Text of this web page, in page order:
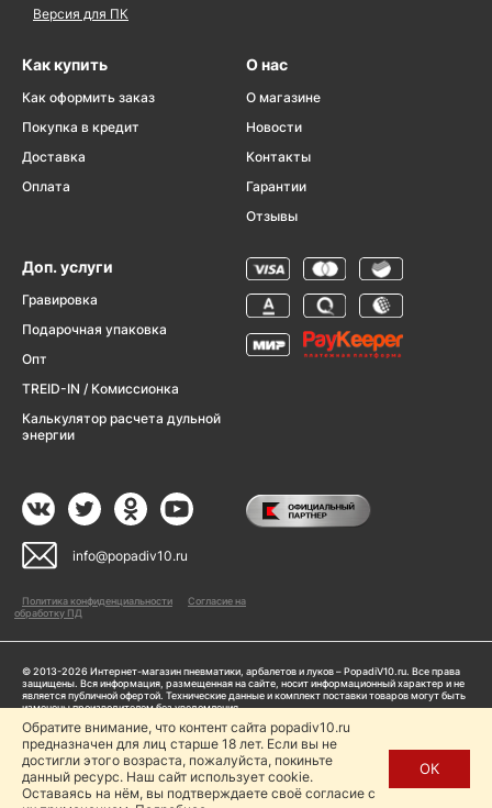
Версия для ПК
Как купить
Как оформить заказ
Покупка в кредит
Доставка
Оплата
О нас
О магазине
Новости
Контакты
Гарантии
Отзывы
Доп. услуги
Гравировка
Подарочная упаковка
Опт
TREID-IN / Комиссионка
Калькулятор расчета дульной
энергии
info@popadiv10.ru
Политика конфиденциальности
Согласие на
обработку ПД
© 2013-2026 Интернет-магазин пневматики, арбалетов и луков – PopadiV10.ru. Все права
защищены. Вся информация, размещенная на сайте, носит информационный характер и не
является публичной офертой. Технические данные и комплект поставки товаров могут быть
изменены производителем без уведомления
Пользуясь сайтом Popadiv10.ru, пользователь автоматически соглашается с условиями,
прописанными в
Политике конфиденциальности
Копирование любой информации (тексты, фото, видео и др.) с сайта Popadiv10 запрещено,
за исключением наличия письменного согласия администрации сайта Popadiv10.
Обратите внимание, что контент сайта popadiv10.ru
предназначен для лиц старше 18 лет. Если вы не
достигли этого возраста, пожалуйста, покиньте
данный ресурс. Наш сайт использует cookie.
Оставаясь на нём, вы подтверждаете своё согласие с
ОК